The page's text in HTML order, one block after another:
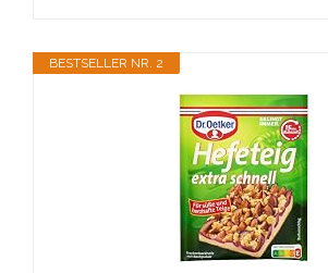
BESTSELLER NR. 2